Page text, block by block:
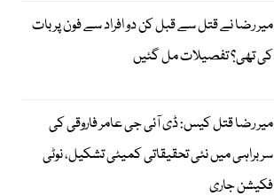
میر رضا نے قتل سے قبل کن دو افراد سے فون پر بات
کی تھی؟ تفصیلات مل گئیں
میر رضا قتل کیس: ڈی آئی جی عامر فاروقی کی
سربراہی میں نئی تحقیقاتی کمیٹی تشکیل، نوٹی
فکیشن جاری